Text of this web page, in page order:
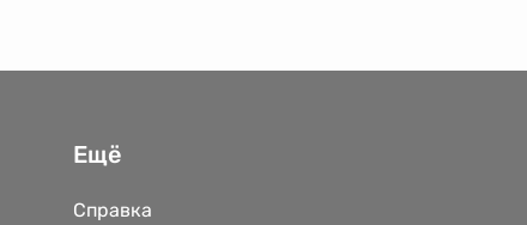
Ещё
Справка